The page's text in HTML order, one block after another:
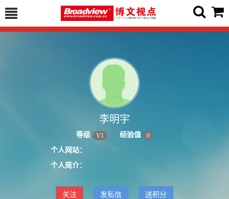
李明宇
等级 V1 经验值 0
个人网站：
个人简介：
关注 发私信 送积分